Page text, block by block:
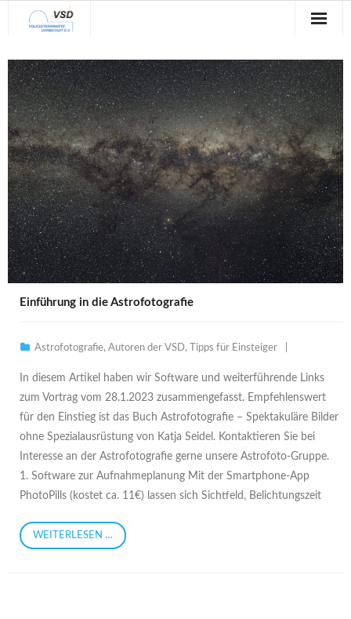
Veranstaltungen
Verein
Blog
Galerie
Anfahrt
Kontakt
Einführung in die Astrofotografie
Astrofotografie, Autoren der VSD, Tipps für Einsteiger
In diesem Artikel haben wir Software und weiterführende Links
zum Vortrag vom 28.1.2023 zusammengefasst. Empfehlenswert
für den Einstieg ist das Buch Astrofotografie – Spektakuläre Bilder
ohne Spezialausrüstung von Katja Seidel. Kontaktieren Sie bei
Interesse an der Astrofotografie gerne unsere Astrofoto-Gruppe.
1. Software zur Aufnahmeplanung Mit der Smartphone-App
PhotoPills (kostet ca. 11€) lassen sich Sichtfeld, Belichtungszeit
WEITERLESEN …